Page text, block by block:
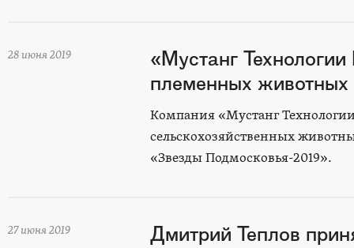
28 июня 2019
«Мустанг
племенных
Компания «Мустанг
сельскохозяйственных
«Звезды Подмосковья-2019».
27 июня 2019 Дмитрий Теплов